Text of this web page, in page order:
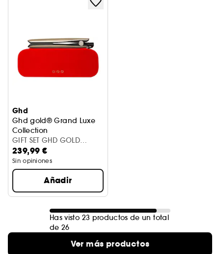
Ghd
Ghd gold® Grand Luxe
Collection
GIFT SET GHD GOLD
GRAND LUXE COLLECTION
239,99 €
Sin opiniones
Añadir
Has visto 23 productos de un total
de 26
Ver más productos